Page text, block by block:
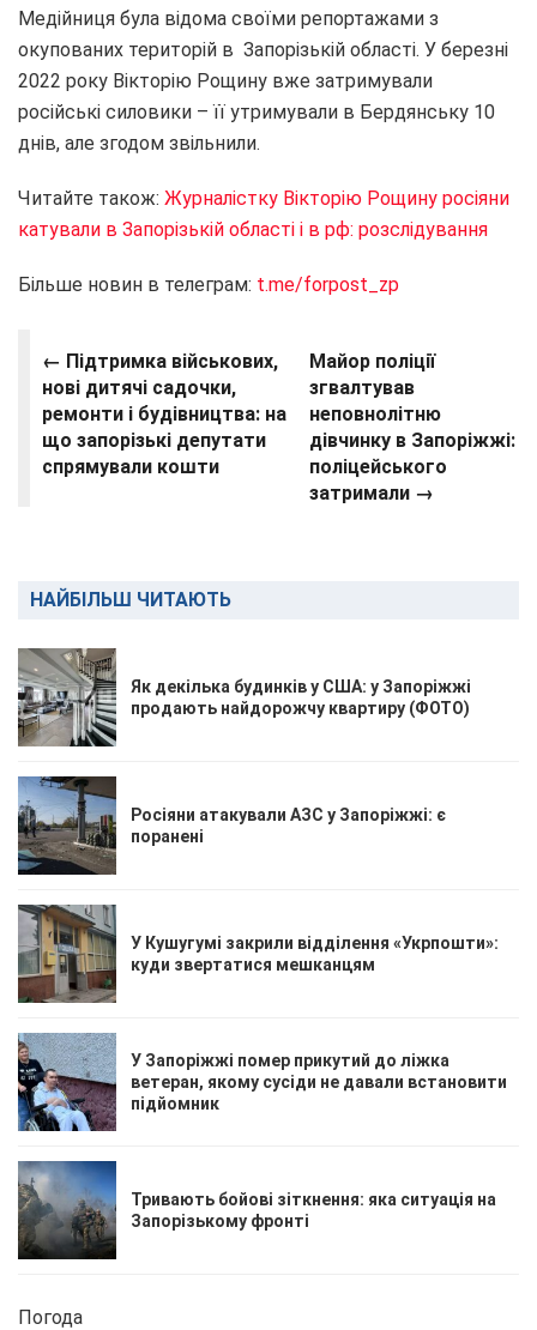
Медійниця була відома своїми репортажами з
окупованих територій в Запорізькій області. У березні
2022 року Вікторію Рощину вже затримували
російські силовики – її утримували в Бердянську 10
днів, але згодом звільнили.
Читайте також: Журналістку Вікторію Рощину росіяни
катували в Запорізькій області і в рф: розслідування
Більше новин в телеграм: t.me/forpost_zp
← Підтримка військових,
нові дитячі садочки,
ремонти і будівництва: на
що запорізькі депутати
спрямували кошти
Майор поліції
згвалтував
неповнолітню
дівчинку в Запоріжжі:
поліцейського
затримали →
НАЙБІЛЬШ ЧИТАЮТЬ
Як декілька будинків у США: у Запоріжжі
продають найдорожчу квартиру (ФОТО)
Росіяни атакували АЗС у Запоріжжі: є
поранені
У Кушугумі закрили відділення «Укрпошти»:
куди звертатися мешканцям
У Запоріжжі помер прикутий до ліжка
ветеран, якому сусіди не давали встановити
підйомник
Тривають бойові зіткнення: яка ситуація на
Запорізькому фронті
Погода